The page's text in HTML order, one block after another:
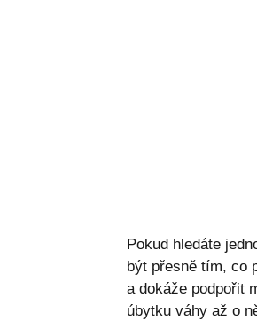
Pokud hledáte
být přesně tím, co
a dokáže podpořit
úbytku váhy až o